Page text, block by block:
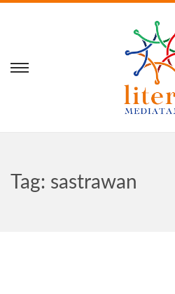
Tag: sastrawan